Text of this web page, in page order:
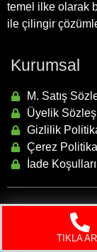
temel ilke olarak
ile çilingir
Kurumsal
M. Satış
Üyelik
Gizlilik
Çerez
İade Koşulları
Sıkça
TIKLA